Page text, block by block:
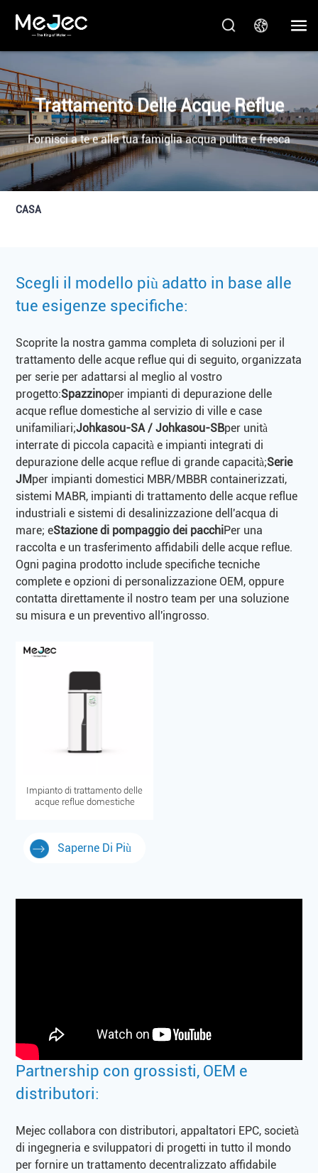
Trattamento Delle Acque Reflue
Fornisci a te e alla tua famiglia acqua pulita e fresca
CASA
Scegli il modello più adatto in base alle
tue esigenze specifiche:
Scoprite la nostra gamma completa di soluzioni per il
trattamento delle acque reflue qui di seguito, organizzata
per serie per adattarsi al meglio al vostro
progetto:Spazzinoper impianti di depurazione delle
acque reflue domestiche al servizio di ville e case
unifamiliari;Johkasou-SA / Johkasou-SBper unità
interrate di piccola capacità e impianti integrati di
depurazione delle acque reflue di grande capacità;Serie
JMper impianti domestici MBR/MBBR containerizzati,
sistemi MABR, impianti di trattamento delle acque reflue
industriali e sistemi di desalinizzazione dell'acqua di
mare; eStazione di pompaggio dei pacchiPer una
raccolta e un trasferimento affidabili delle acque reflue.
Ogni pagina prodotto include specifiche tecniche
complete e opzioni di personalizzazione OEM, oppure
contatta direttamente il nostro team per una soluzione
su misura e un preventivo all'ingrosso.
Impianto di trattamento delle
acque reflue domestiche
Saperne Di Più
Partnership con grossisti, OEM e
distributori:
Mejec collabora con distributori, appaltatori EPC, società
di ingegneria e sviluppatori di progetti in tutto il mondo
per fornire un trattamento decentralizzato affidabile